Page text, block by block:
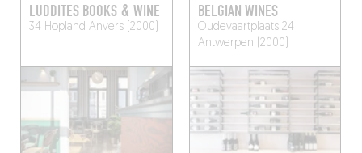
LUDDITES BOOKS & WINE
34 Hopland Anvers (2000)
BELGIAN WINES
Oudevaartplaats 24
Antwerpen (2000)